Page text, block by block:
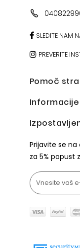
SLEDITE NAM
PREVERITE
Pomoč
Informacije
Prijavite se
za 5% popust